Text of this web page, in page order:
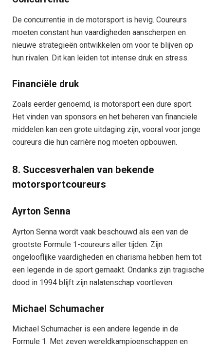
De concurrentie in de motorsport is hevig. Coureurs
moeten constant hun vaardigheden aanscherpen en
nieuwe strategieën ontwikkelen om voor te blijven op
hun rivalen. Dit kan leiden tot intense druk en stress.
Financiële druk
Zoals eerder genoemd, is motorsport een dure sport.
Het vinden van sponsors en het beheren van financiële
middelen kan een grote uitdaging zijn, vooral voor jonge
coureurs die hun carrière nog moeten opbouwen.
8. Succesverhalen van bekende
motorsportcoureurs
Ayrton Senna
Ayrton Senna wordt vaak beschouwd als een van de
grootste Formule 1-coureurs aller tijden. Zijn
ongelooflijke vaardigheden en charisma hebben hem tot
een legende in de sport gemaakt. Ondanks zijn tragische
dood in 1994 blijft zijn nalatenschap voortleven.
Michael Schumacher
Michael Schumacher is een andere legende in de
Formule 1. Met zeven wereldkampioenschappen en